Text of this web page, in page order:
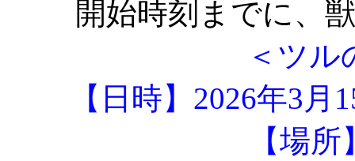
開始時刻までに、
＜ツル
【日時】2026年3
【場